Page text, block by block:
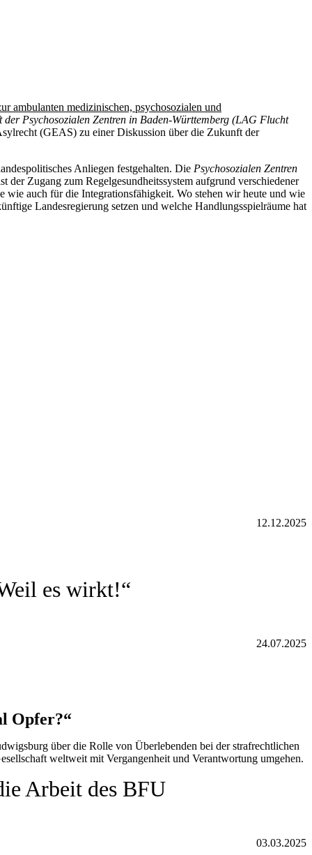
ambulanten medizinischen, psychosozialen und
der Psychosozialen Zentren in Baden-Württemberg (LAG Flucht
(GEAS) zu einer Diskussion über die Zukunft der
Anliegen festgehalten. Die Psychosozialen Zentren
der Zugang zum Regelgesundheitssystem aufgrund verschiedener
auch für die Integrationsfähigkeit. Wo stehen wir heute und wie
Landesregierung setzen und welche Handlungsspielräume hat
12.12.2025
es wirkt!“
24.07.2025
Opfer?“
über die Rolle von Überlebenden bei der strafrechtlichen
weltweit mit Vergangenheit und Verantwortung umgehen.
Arbeit des BFU
03.03.2025